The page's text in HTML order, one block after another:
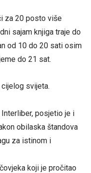
za 20 posto više
sajam knjiga traje do
od 10 do 20 sati osim
do 21 sat.
svijeta.
posjetio je i
obilaska štandova
za istinom i
koji je pročitao